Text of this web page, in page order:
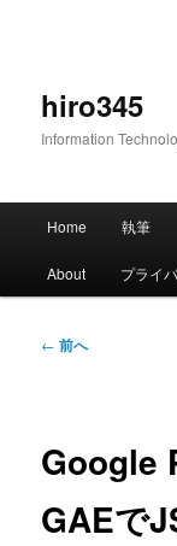
hiro345
Information
メ
Home 執筆
About プライ
投
ー
ョ
← 前へ
Google
GAEで